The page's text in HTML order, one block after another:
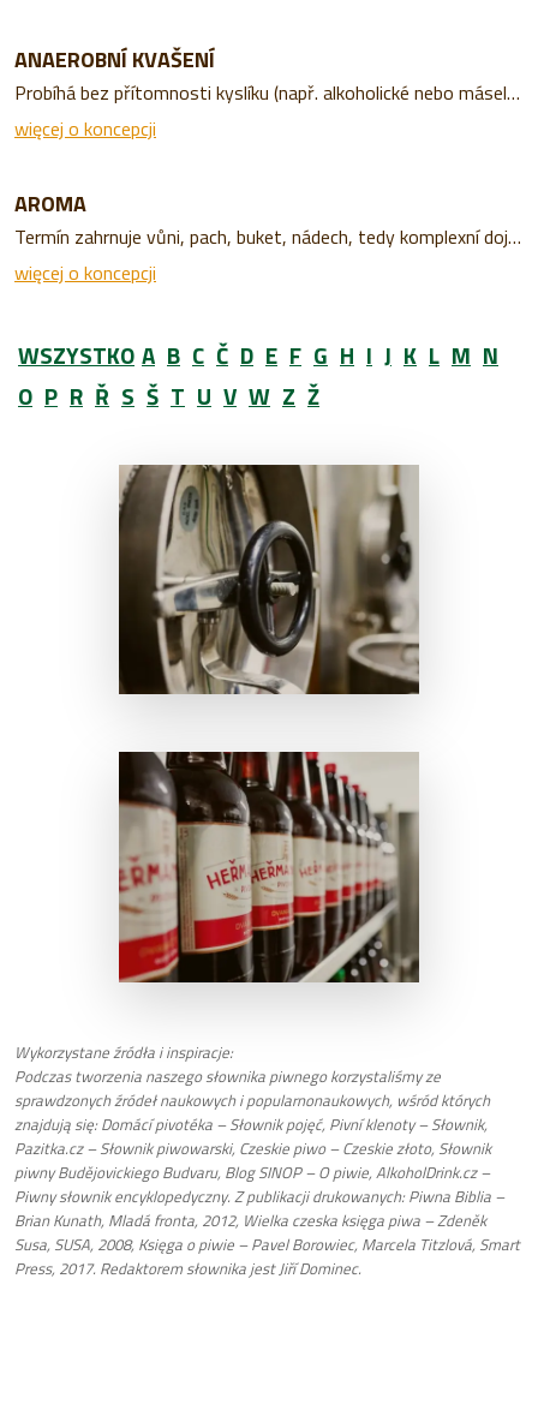
ANAEROBNÍ KVAŠENÍ
Probíhá bez přítomnosti kyslíku (např. alkoholické nebo máselné).
więcej o koncepcji
AROMA
Termín zahrnuje vůni, pach, buket, nádech, tedy komplexní dojem z jakéhokoliv očichání piva. Může být přirozené nebo umělé přidané během výrobního procesu.
więcej o koncepcji
WSZYSTKO A B C Č D E F G H I J K L M N
O P R Ř S Š T U V W Z Ž
Wykorzystane źródła i inspiracje:
Podczas tworzenia naszego słownika piwnego korzystaliśmy ze
sprawdzonych źródeł naukowych i popularnonaukowych, wśród których
znajdują się:Domácí pivotéka – Słownik pojęć, Pivní klenoty – Słownik,
Pazitka.cz – Słownik piwowarski, Czeskie piwo – Czeskie złoto, Słownik
piwny Budějovickiego Budvaru, Blog SINOP – O piwie, AlkoholDrink.cz –
Piwny słownik encyklopedyczny. Z publikacji drukowanych: Piwna Biblia –
Brian Kunath, Mladá fronta, 2012, Wielka czeska księga piwa – Zdeněk
Susa, SUSA, 2008, Księga o piwie – Pavel Borowiec, Marcela Titzlová, Smart
Press, 2017. Redaktorem słownika jestJiří Dominec.